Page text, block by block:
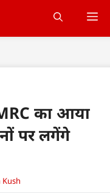
का आया
पर लगेंगे
Kush